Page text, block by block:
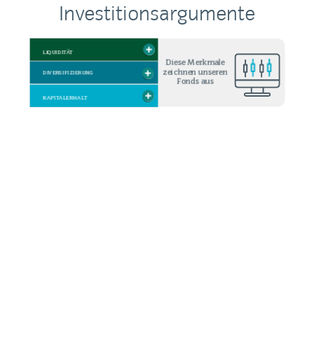
Investitionsargumente